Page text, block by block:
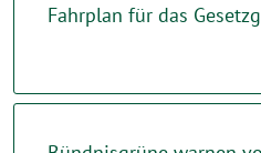
Fahrplan für das